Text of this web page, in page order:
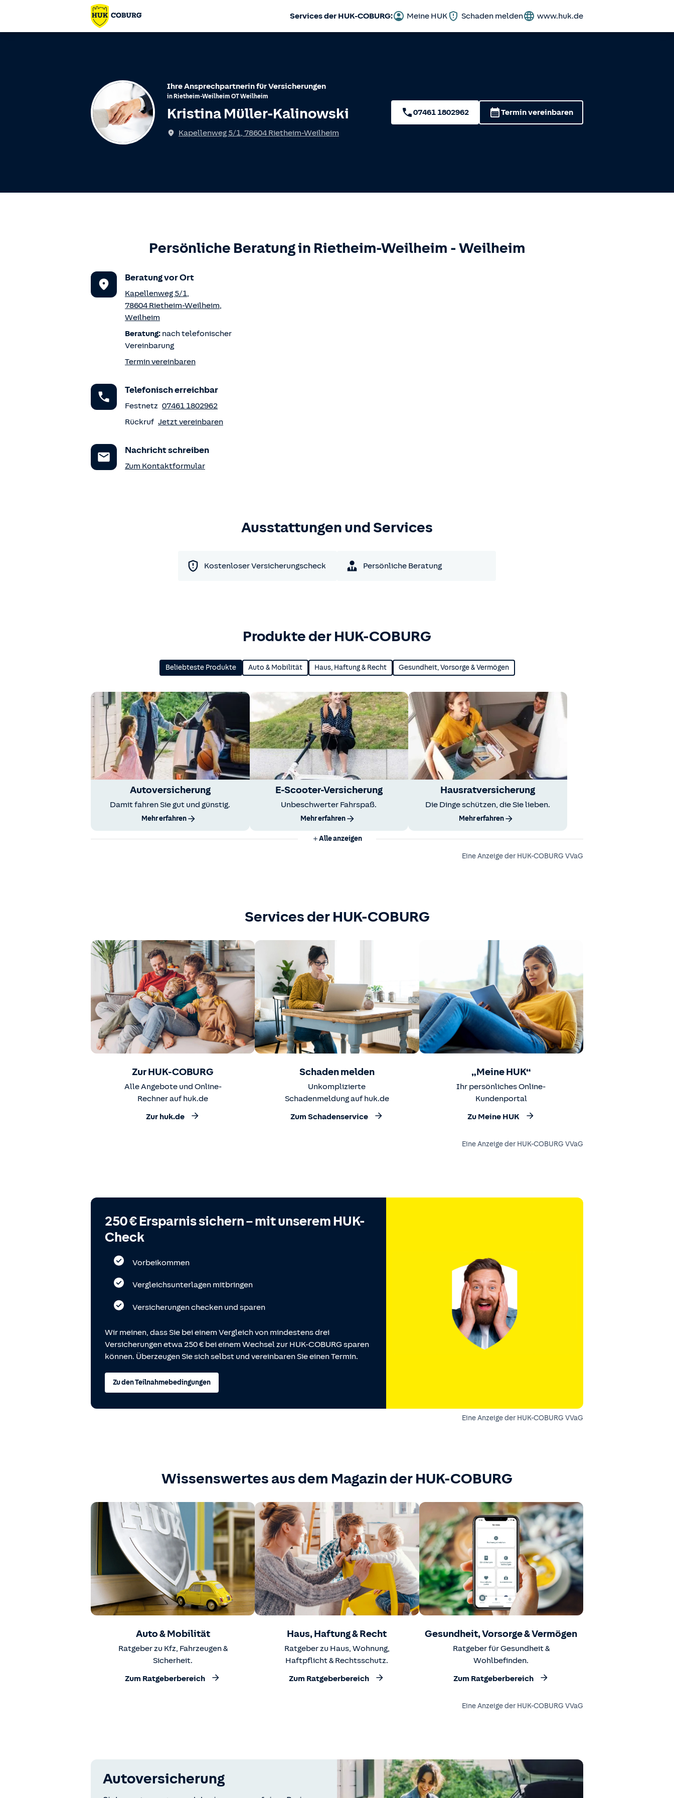
Services der HUK-COBURG: Meine HUK Schaden melden www.huk.de
Ihre Ansprechpartnerin für Versicherungen
in Rietheim-Weilheim OTWeilheim
Kristina Müller-Kalinowski
Kapellenweg 5/1, 78604 Rietheim-Weilheim
07461 1802962 Termin vereinbaren
Persönliche Beratung in Rietheim-Weilheim - Weilheim
Beratung vor Ort
Kapellenweg 5/1,
78604 Rietheim-Weilheim,
Weilheim
Beratung: nach telefonischer
Vereinbarung
Termin vereinbaren
Telefonisch erreichbar
Festnetz 07461 1802962
Rückruf Jetzt vereinbaren
Nachricht schreiben
Zum Kontaktformular
Ausstattungen und Services
Kostenloser Versicherungscheck Persönliche Beratung
Produkte der HUK-COBURG
Beliebteste Produkte Auto & Mobilität Haus, Haftung & Recht Gesundheit, Vorsorge & Vermögen
Autoversicherung
Damit fahren Sie gut und günstig.
Mehr erfahren
E-Scooter-Versicherung
Unbeschwerter Fahrspaß.
Mehr erfahren
Hausratversicherung
Die Dinge schützen, die Sie lieben.
Mehr erfahren
Alle anzeigen
Eine Anzeige der HUK-COBURG VVaG
Services der HUK-COBURG
Zur HUK-COBURG
Alle Angebote und Online-
Rechner auf huk.de
Zur huk.de
Schaden melden
Unkomplizierte
Schadenmeldung auf huk.de
Zum Schadenservice
„Meine HUK“
Ihr persönliches Online-
Kundenportal
Zu Meine HUK
Eine Anzeige der HUK-COBURG VVaG
250 € Ersparnis sichern – mit unserem HUK-
Check
Vorbeikommen
Vergleichsunterlagen mitbringen
Versicherungen checken und sparen
Wir meinen, dass Sie bei einem Vergleich von mindestens drei
Versicherungen etwa 250 € bei einem Wechsel zur HUK-COBURG sparen
können. Überzeugen Sie sich selbst und vereinbaren Sie einen Termin.
Zu den Teilnahmebedingungen
Eine Anzeige der HUK-COBURG VVaG
Wissenswertes aus dem Magazin der HUK-COBURG
Auto & Mobilität
Ratgeber zu Kfz, Fahrzeugen &
Sicherheit.
Zum Ratgeberbereich
Haus, Haftung & Recht
Ratgeber zu Haus, Wohnung,
Haftpflicht & Rechtsschutz.
Zum Ratgeberbereich
Gesundheit, Vorsorge & Vermögen
Ratgeber für Gesundheit &
Wohlbefinden.
Zum Ratgeberbereich
Eine Anzeige der HUK-COBURG VVaG
Autoversicherung